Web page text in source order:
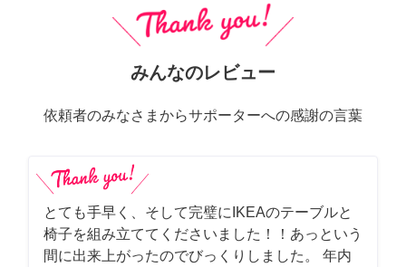
みんなのレビュー
依頼者のみなさまからサポーターへの感謝の言葉
とても手早く、そして完璧にIKEAのテーブルと
椅子を組み立ててくださいました！！あっという
間に出来上がったのでびっくりしました。 年内